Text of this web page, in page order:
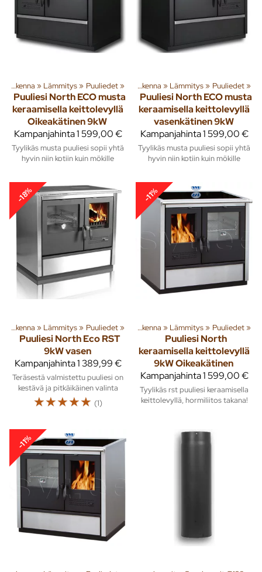
Rakenna ‪» Lämmitys‪» Puuliedet‪»
Puuliesi North ECO musta
keraamisella keittolevyllä
Oikeakätinen 9kW
Kampanjahinta1 599,00 €
Tyylikäs musta puuliesi sopii yhtä
hyvin niin kotiin kuin mökille
Tuoteryhmiä ja tuotteita Rakenna ‪» Lämmitys‪» Puuliedet‪»
Puuliesi North ECO musta
keraamisella keittolevyllä
vasenkätinen 9kW
Kampanjahinta1 599,00 €
Tyylikäs musta puuliesi sopii yhtä
hyvin niin kotiin kuin mökille
-18%
Rakenna ‪» Lämmitys‪» Puuliedet‪»
Puuliesi North Eco RST
9kW vasen
Kampanjahinta1 389,99 €
Teräsestä valmistettu puuliesi on
kestävä ja pitkäikäinen valinta
☆☆☆☆☆ (1)
-11%
Tuoteryhmiä ja tuotteita Rakenna ‪» Lämmitys‪» Puuliedet‪»
Puuliesi North
keraamisella keittolevyllä
9kW Oikeakätinen
Kampanjahinta1 599,00 €
Tyylikäs rst puuliesi keraamisella
keittolevyllä, hormiliitos takana!
-11%